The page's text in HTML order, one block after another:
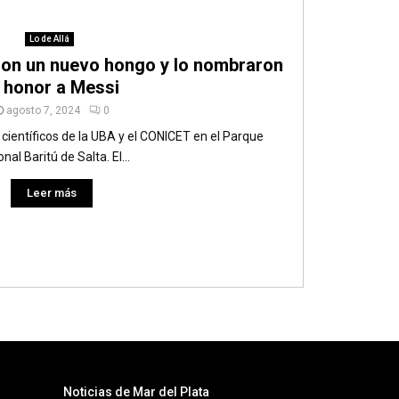
Lo de Allá
un nuevo hongo y lo nombraron
honor a Messi
agosto 7, 2024 0
de la UBA y el CONICET en el Parque
Baritú de Salta. El...
Leer más
Noticias de Mar del Plata